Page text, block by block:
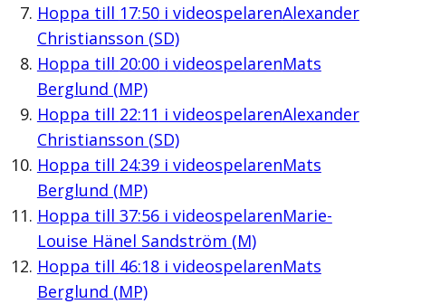
Hoppa till 17:50i videospelarenAlexander
Christiansson (SD)
Hoppa till 20:00i videospelarenMats
Berglund (MP)
Hoppa till 22:11 i videospelarenAlexander
Christiansson (SD)
Hoppa till 24:39i videospelarenMats
Berglund (MP)
Hoppa till 37:56i videospelarenMarie-
Louise Hänel Sandström (M)
Hoppa till 46:18i videospelarenMats
Berglund (MP)